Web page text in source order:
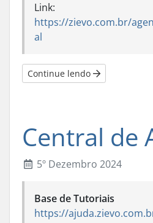
Link:
https://zievo.com.br/
al
Continue lendo
Central de
5º Dezembro 2024
Base de Tutoriais
https://